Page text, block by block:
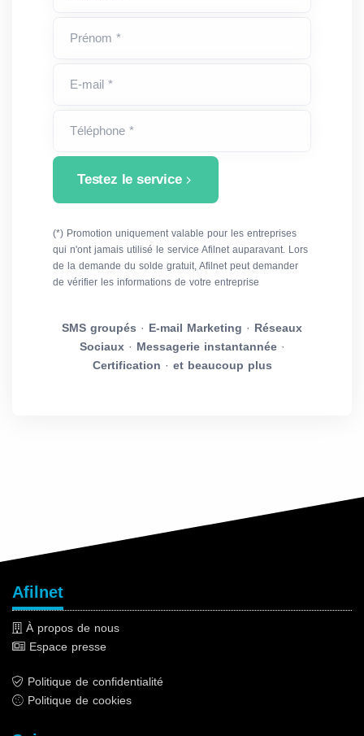
Prénom *
E-mail *
Téléphone *
Testez le service
(*) Promotion uniquement valable pour les entreprises
qui n'ont jamais utilisé le service Afilnet auparavant. Lors
de la demande du solde gratuit, Afilnet peut demander
de vérifier les informations de votre entreprise
SMS groupés · E-mail Marketing · Réseaux
Sociaux· Messagerie instantannée·
Certification · et beaucoup plus
Afilnet
À propos de nous
Espace presse
Politique de confidentialité
Politique de cookies